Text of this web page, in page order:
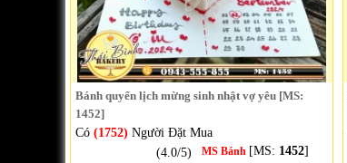
Bánh quyển lịch mừng sinh nhật vợ yêu [MS:
1452]
Có (1752) Người Đặt Mua
(4.0/5)
MS Bánh [MS: 1452]